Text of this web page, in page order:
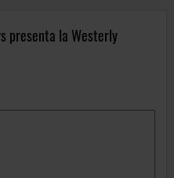
presenta la Westerly